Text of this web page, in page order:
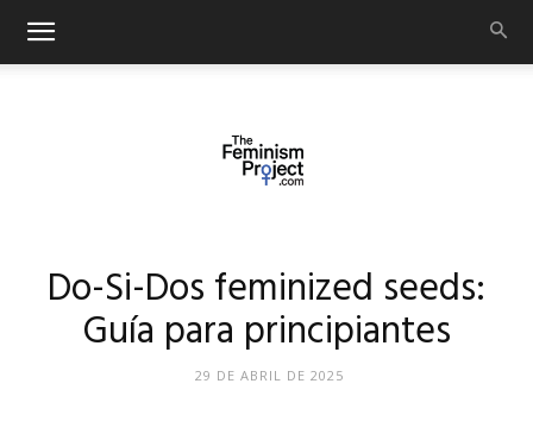
Do-Si-Dos feminized seeds:
Guía para principiantes
29 DE ABRIL DE 2025